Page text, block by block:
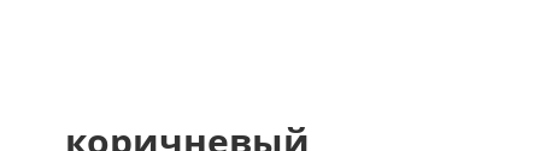
коричневый